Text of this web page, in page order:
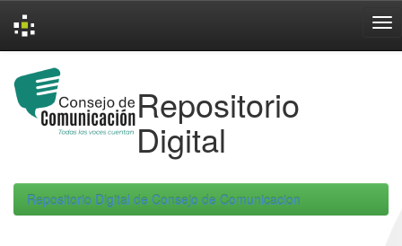
navigation
Repositorio
Digital
Repositorio Digital de Consejo de Comunicacion